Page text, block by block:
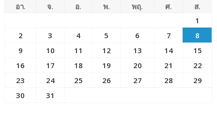
อา. จ. อ. พ. พฤ. ศ.
ส.
1
2
3 4 5 6 7
8
9
10 11 12 13 14
15
16
17 18 19 20 21
22
23
24 25 26 27 28
29
30
31